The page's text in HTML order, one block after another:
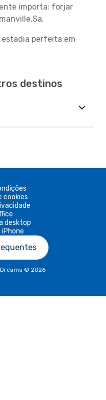
importa: forjar
perfeita em
destinos
cookies
desktop
iPhone
© 2026